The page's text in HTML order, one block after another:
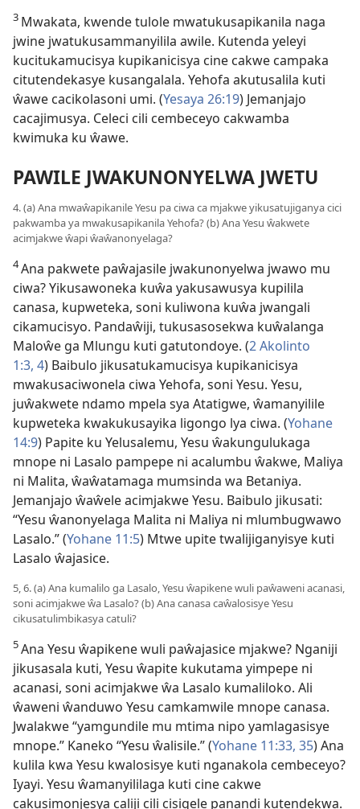
3 Mwakata, kwende tulole mwatukusapikanila naga
jwine jwatukusammanyilila awile. Kutenda yeleyi
kucitukamucisya kupikanicisya cine cakwe campaka
citutendekasye kusangalala. Yehofa akutusalila kuti
ŵawe cacikolasoni umi. (Yesaya 26:19) Jemanjajo
cacajimusya. Celeci cili cembeceyo cakwamba
kwimuka ku ŵawe.
PAWILE JWAKUNONYELWA JWETU
4. (a) Ana mwaŵapikanile Yesu pa ciwa ca mjakwe yikusatujiganya cici
pakwamba ya mwakusapikanila Yehofa? (b) Ana Yesu ŵakwete
acimjakwe ŵapi ŵaŵanonyelaga?
4Ana pakwete paŵajasile jwakunonyelwa jwawo mu
ciwa? Yikusawoneka kuŵa yakusawusya kupilila
canasa, kupweteka, soni kuliwona kuŵa jwangali
cikamucisyo. Pandaŵiji, tukusasosekwa kuŵalanga
Maloŵe ga Mlungu kuti gatutondoye. (2 Akolinto
1:3, 4) Baibulo jikusatukamucisya kupikanicisya
mwakusaciwonela ciwa Yehofa, soni Yesu. Yesu,
juŵakwete ndamo mpela sya Atatigwe, ŵamanyilile
kupweteka kwakukusayika ligongo lya ciwa. (Yohane
14:9) Papite ku Yelusalemu, Yesu ŵakungulukaga
mnope ni Lasalo pampepe ni acalumbu ŵakwe, Maliya
ni Malita, ŵaŵatamaga mumsinda wa Betaniya.
Jemanjajo ŵaŵele acimjakwe Yesu. Baibulo jikusati:
“Yesu ŵanonyelaga Malita ni Maliya ni mlumbugwawo
Lasalo.” (Yohane 11:5) Mtwe upite twalijiganyisye kuti
Lasalo ŵajasice.
5, 6. (a) Ana kumalilo ga Lasalo, Yesu ŵapikene wuli paŵaweni acanasi,
soni acimjakwe ŵa Lasalo? (b) Ana canasa caŵalosisye Yesu
cikusatulimbikasya catuli?
5Ana Yesu ŵapikene wuli paŵajasice mjakwe? Nganiji
jikusasala kuti, Yesu ŵapite kukutama yimpepe ni
acanasi, soni acimjakwe ŵa Lasalo kumaliloko. Ali
ŵaweni ŵanduwo Yesu camkamwile mnope canasa.
Jwalakwe “yamgundile mu mtima nipo yamlagasisye
mnope.” Kaneko “Yesu ŵalisile.” (Yohane 11:33, 35) Ana
kulila kwa Yesu kwalosisye kuti nganakola cembeceyo?
Iyayi. Yesu ŵamanyililaga kuti cine cakwe
cakusimonjesya caliji cili cisigele panandi kutendekwa.